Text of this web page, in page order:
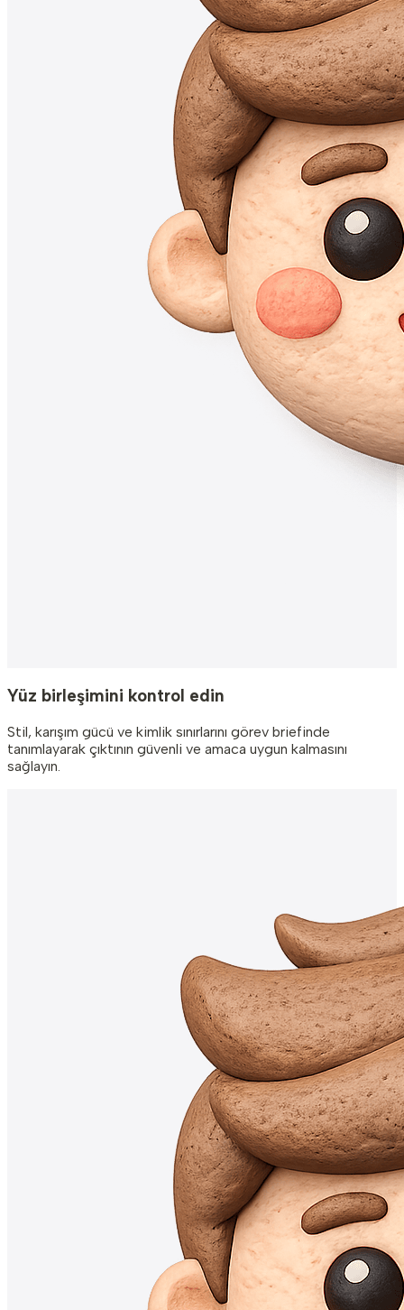
Yüz birleşimini kontrol edin
Stil, karışım gücü ve kimlik sınırlarını görev briefinde
tanımlayarak çıktının güvenli ve amaca uygun kalmasını
sağlayın.